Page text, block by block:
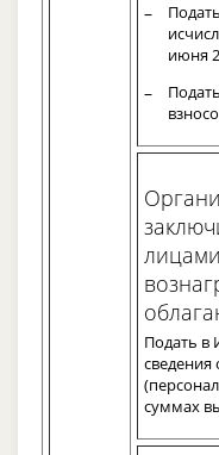
июня
Подать
сведения
суммах